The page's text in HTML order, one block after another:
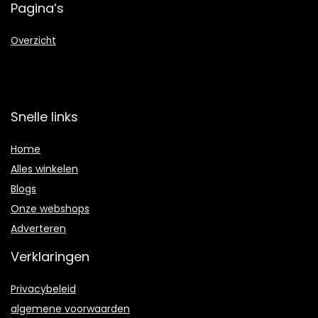
Pagina’s
Overzicht
Snelle links
Home
Alles winkelen
Blogs
Onze webshops
Adverteren
Verklaringen
Privacybeleid
algemene voorwaarden